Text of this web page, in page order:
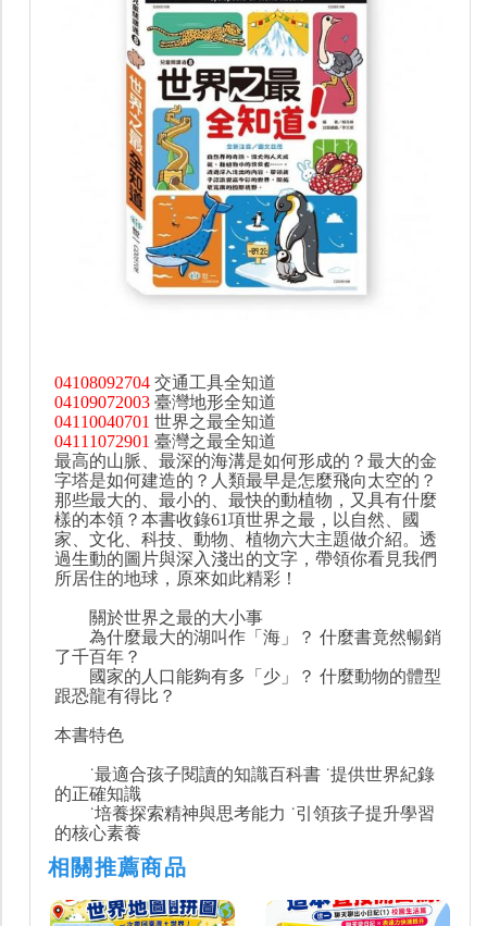
04108092704 交通工具全知道
04109072003 臺灣地形全知道
04110040701 世界之最全知道
04111072901 臺灣之最全知道
最高的山脈、最深的海溝是如何形成的？最大的金
字塔是如何建造的？人類最早是怎麼飛向太空的？
那些最大的、最小的、最快的動植物，又具有什麼
樣的本領？本書收錄61項世界之最，以自然、國
家、文化、科技、動物、植物六大主題做介紹。透
過生動的圖片與深入淺出的文字，帶領你看見我們
所居住的地球，原來如此精彩！
關於世界之最的大小事
為什麼最大的湖叫作「海」？ 什麼書竟然暢銷
了千百年？
國家的人口能夠有多「少」？ 什麼動物的體型
跟恐龍有得比？
本書特色
˙最適合孩子閱讀的知識百科書 ˙提供世界紀錄
的正確知識
˙培養探索精神與思考能力 ˙引領孩子提升學習
的核心素養
相關推薦商品